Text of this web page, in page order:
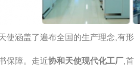
使涵盖了遍布全国的生产理念,有形
保障。走近协和天使现代化工厂 ,首